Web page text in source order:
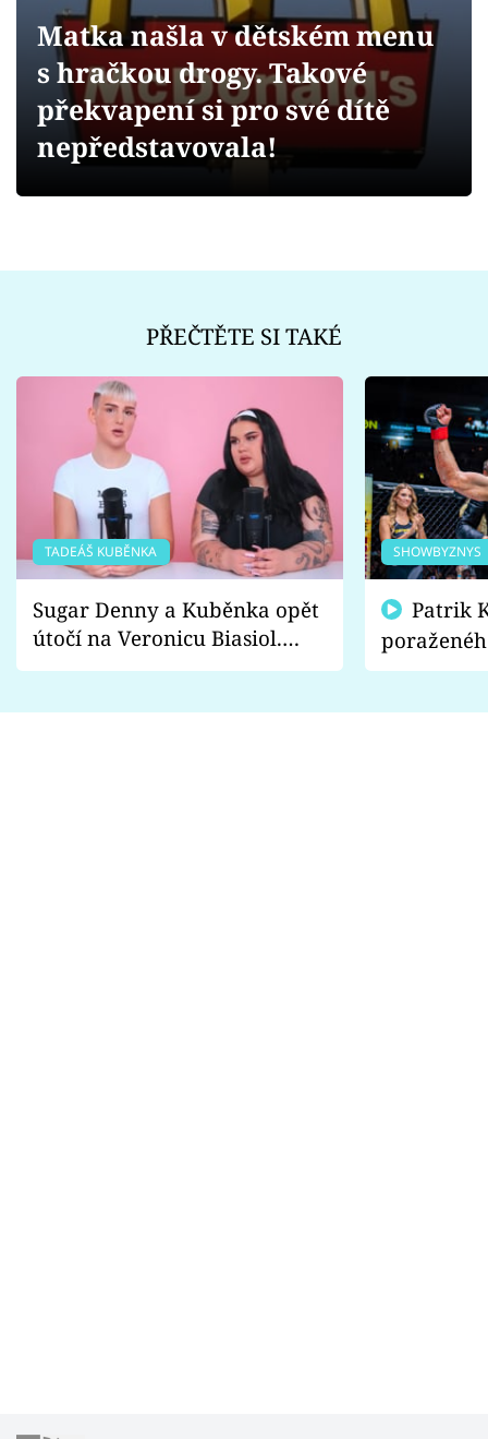
Videa
Sledujte prima+
Matka našla v dětském menu
s hračkou drogy. Takové
překvapení si pro své dítě
nepředstavovala!
PŘEČTĚTE SI TAKÉ
TADEÁŠ KUBĚNKA
Sugar Denny a Kuběnka opět
útočí na Veronicu Biasiol.
Proč je podle nich falešná a
SHOWBYZNYS
fanoušci